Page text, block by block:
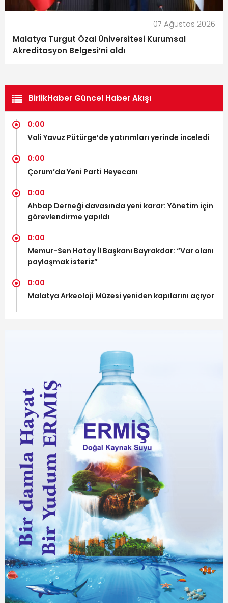
07 Ağustos 2026
Malatya Turgut Özal Üniversitesi Kurumsal
Akreditasyon Belgesi’ni aldı
BirlikHaber Güncel Haber Akışı
0:00
Vali Yavuz Pütürge’de yatırımları yerinde inceledi
0:00
Çorum’da Yeni Parti Heyecanı
0:00
Ahbap Derneği davasında yeni karar: Yönetim için
görevlendirme yapıldı
0:00
Memur-Sen Hatay İl Başkanı Bayrakdar: “Var olanı
paylaşmak isteriz”
0:00
Malatya Arkeoloji Müzesi yeniden kapılarını açıyor